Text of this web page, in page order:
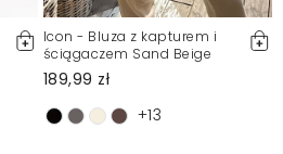
Icon - Bluza z kapturem i
ściągaczem Sand Beige
189,99 zł
+13